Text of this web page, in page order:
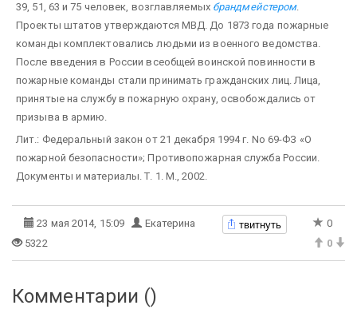
39, 51, 63 и 75 человек, возглавляемых брандмейстером.
Проекты штатов утверждаются МВД. До 1873 года пожарные
команды комплектовались людьми из военного ведомства.
После введения в России всеобщей воинской повинности в
пожарные команды стали принимать гражданских лиц. Лица,
принятые на службу в пожарную охрану, освобождались от
призыва в армию.
Лит.: Федеральный закон от 21 декабря 1994 г. No 69-ФЗ «О
пожарной безопасности»; Противопожарная служба России.
Документы и материалы. Т. 1. М., 2002.
23 мая 2014, 15:09 Екатерина твитнуть
0
5322
0
Комментарии ()